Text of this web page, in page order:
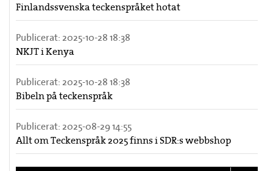
Finlandssvenska teckenspråket hotat
Publicerat: 2025-10-28 18:38
NKJT i Kenya
Publicerat: 2025-10-28 18:38
Bibeln på teckenspråk
Publicerat: 2025-08-29 14:55
Allt om Teckenspråk 2025 finns i SDR:s webbshop